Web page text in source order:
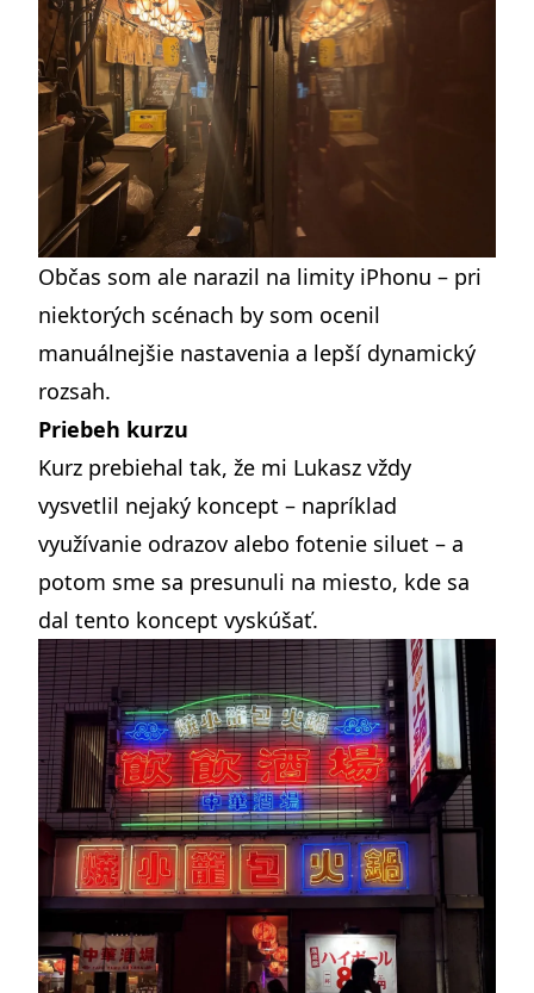
Občas som ale narazil na limity iPhonu – pri
niektorých scénach by som ocenil
manuálnejšie nastavenia a lepší dynamický
rozsah.
Priebeh kurzu
Kurz prebiehal tak, že mi Lukasz vždy
vysvetlil nejaký koncept – napríklad
využívanie odrazov alebo fotenie siluet – a
potom sme sa presunuli na miesto, kde sa
dal tento koncept vyskúšať.